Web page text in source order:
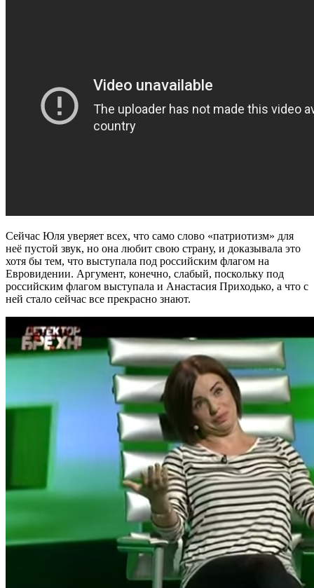
Сейчас Юля уверяет всех, что само слово «патриотизм» для
неё пустой звук, но она любит свою страну, и доказывала это
хотя бы тем, что выступала под российским флагом на
Евровидении. Аргумент, конечно, слабый, поскольку под
российским флагом выступала и Анастасия Приходько, а что с
ней стало сейчас все прекрасно знают.